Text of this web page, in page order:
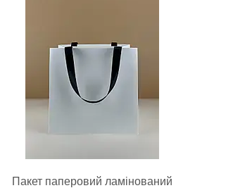
Пакет паперовий ламінований